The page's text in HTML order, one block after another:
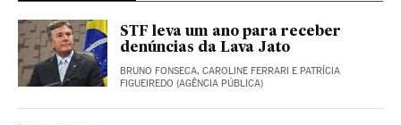
STF leva um ano para receber
denúncias da Lava Jato
BRUNO FONSECA, CAROLINE FERRARI E PATRÍCIA
FIGUEIREDO (AGÊNCIA PÚBLICA)